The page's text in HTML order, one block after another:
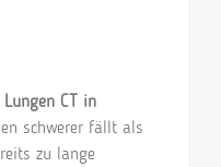
CT in
schwerer fällt als
zu lange